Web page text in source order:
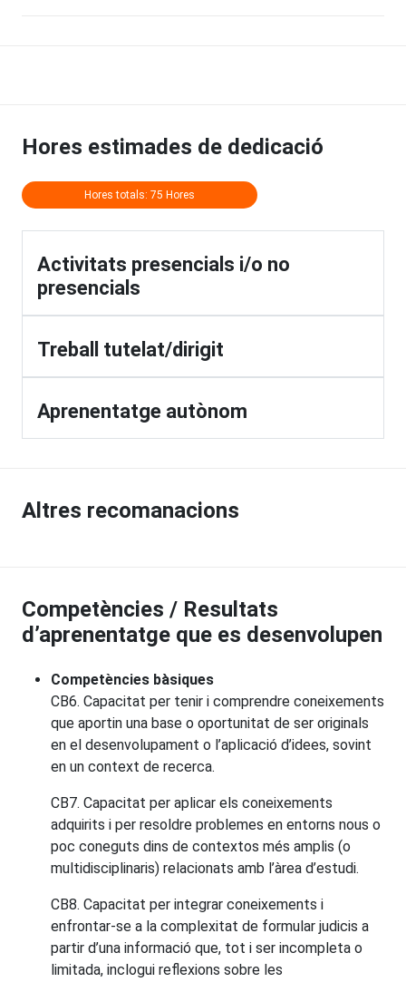
Hores estimades de dedicació
Hores totals: 75 Hores
Activitats presencials i/o no
presencials
Treball tutelat/dirigit
Aprenentatge autònom
Altres recomanacions
Competències / Resultats
d’aprenentatge que es desenvolupen
Competències bàsiques
CB6. Capacitat per tenir i comprendre coneixements
que aportin una base o oportunitat de ser originals
en el desenvolupament o l’aplicació d’idees, sovint
en un context de recerca.
CB7. Capacitat per aplicar els coneixements
adquirits i per resoldre problemes en entorns nous o
poc coneguts dins de contextos més amplis (o
multidisciplinaris) relacionats amb l’àrea d’estudi.
CB8. Capacitat per integrar coneixements i
enfrontar-se a la complexitat de formular judicis a
partir d’una informació que, tot i ser incompleta o
limitada, inclogui reflexions sobre les